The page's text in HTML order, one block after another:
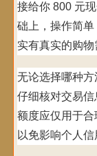
接给你 800 元
础上，操作简
实有真实的购物
无论选择哪种方
仔细核对交易
额度应仅用于合
以免影响个人信